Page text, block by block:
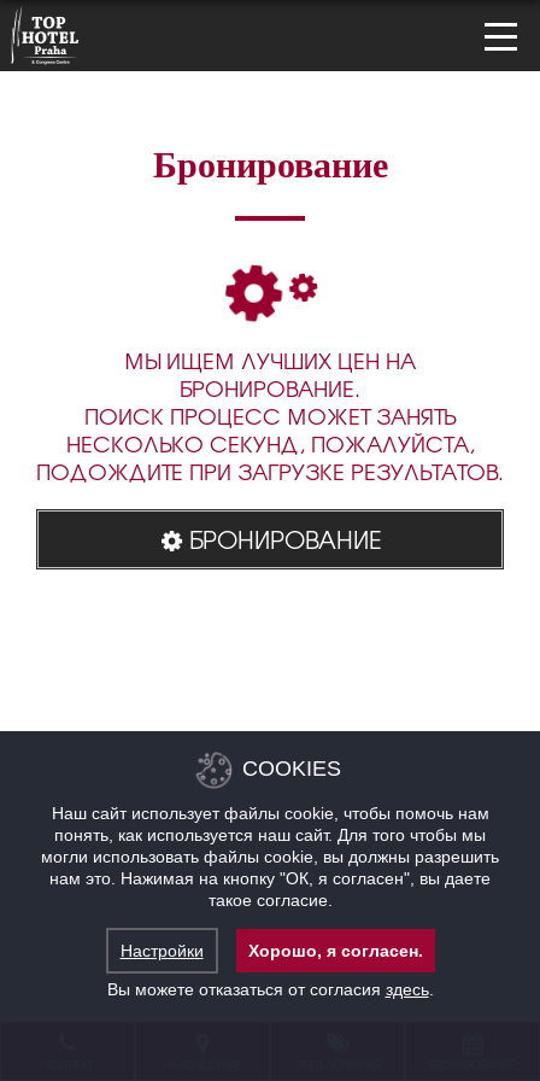
Бронирование
МЫ ИЩЕМ ЛУЧШИХ ЦЕН НА
БРОНИРОВАНИЕ.
ПОИСК ПРОЦЕСС МОЖЕТ ЗАНЯТЬ
НЕСКОЛЬКО СЕКУНД, ПОЖАЛУЙСТА,
ПОДОЖДИТЕ ПРИ ЗАГРУЗКЕ РЕЗУЛЬТАТОВ.
БРОНИРОВАНИЕ
COOKIES
Наш сайт использует файлы cookie, чтобы помочь нам
понять, как используется наш сайт. Для того чтобы мы
могли использовать файлы cookie, вы должны разрешить
нам это. Нажимая на кнопку "ОК, я согласен", вы даете
такое согласие.
Настройки
Хорошо, я согласен.
Вы можете отказаться от согласия здесь.